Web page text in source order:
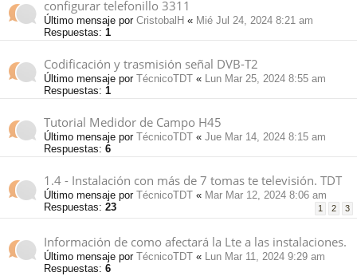
configurar telefonillo 3311
Último mensaje por CristobalH « Mié Jul 24, 2024 8:21 am
Respuestas: 1
Codificación y trasmisión señal DVB-T2
Último mensaje por TécnicoTDT « Lun Mar 25, 2024 8:55 am
Respuestas: 1
Tutorial Medidor de Campo H45
Último mensaje por TécnicoTDT « Jue Mar 14, 2024 8:15 am
Respuestas: 6
1.4 - Instalación con más de 7 tomas te televisión. TDT
Último mensaje por TécnicoTDT « Mar Mar 12, 2024 8:06 am
Respuestas: 23 1 2 3
Información de como afectará la Lte a las instalaciones.
Último mensaje por TécnicoTDT « Lun Mar 11, 2024 9:29 am
Respuestas: 6